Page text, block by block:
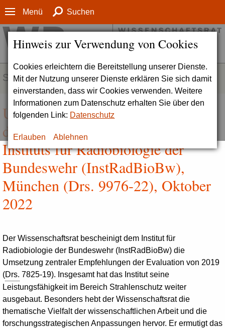
Hinweis zur Verwendung von Cookies
Cookies erleichtern die Bereitstellung unserer Dienste.
Mit der Nutzung unserer Dienste erklären Sie sich damit
einverstanden, dass wir Cookies verwenden. Weitere
Informationen zum Datenschutz erhalten Sie über den
folgenden Link: Datenschutz
Erlauben Ablehnen
Menü Suchen
SERVICE
Umsetzung der Empfehlungen aus
der zurückliegenden Evaluation des
Instituts für Radiobiologie der
Bundeswehr (InstRadBioBw),
München (Drs. 9976-22), Oktober
2022
Der Wissenschaftsrat bescheinigt dem Institut für
Radiobiologie der Bundeswehr (InstRadBioBw) die
Umsetzung zentraler Empfehlungen der Evaluation von 2019
(Drs. 7825-19). Insgesamt hat das Institut seine
Leistungsfähigkeit im Bereich Strahlenschutz weiter
ausgebaut. Besonders hebt der Wissenschaftsrat die
thematische Vielfalt der wissenschaftlichen Arbeit und die
forschungsstrategischen Anpassungen hervor. Er ermutigt das